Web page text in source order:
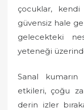
çocuklar,
güvensiz hale
gelecekteki
yeteneği
Sanal kumarın
etkileri, çoğu
derin izler